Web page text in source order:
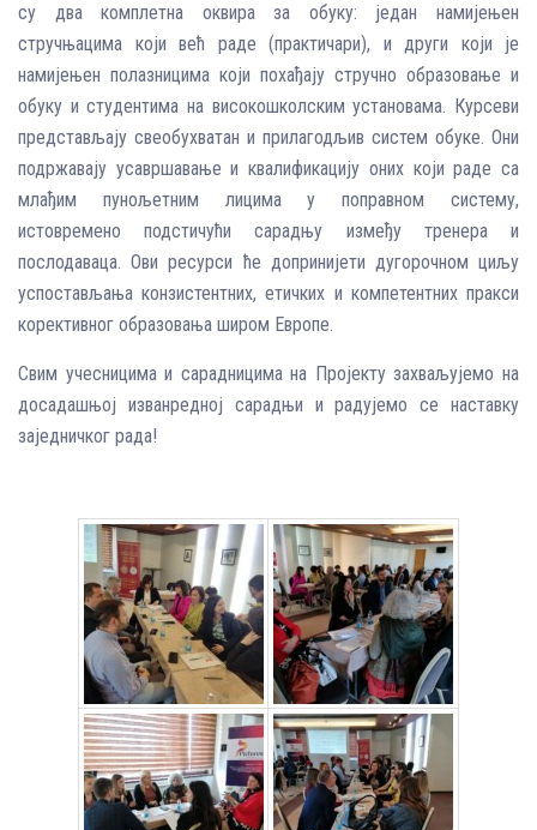
су два комплетна оквира за обуку: један намијењен
стручњацима који већ раде (практичари), и други који је
намијењен полазницима који похађају стручно образовање и
обуку и студентима на високошколским установама. Курсеви
представљају свеобухватан и прилагодљив систем обуке. Они
подржавају усавршавање и квалификацију оних који раде са
млађим пунољетним лицима у поправном систему,
истовремено подстичући сарадњу између тренера и
послодаваца. Ови ресурси ће допринијети дугорочном циљу
успостављања конзистентних, етичких и компетентних пракси
корективног образовања широм Европе.
Свим учесницима и сарадницима на Пројекту захваљујемо на
досадашњој изванредној сарадњи и радујемо се наставку
заједничког рада!